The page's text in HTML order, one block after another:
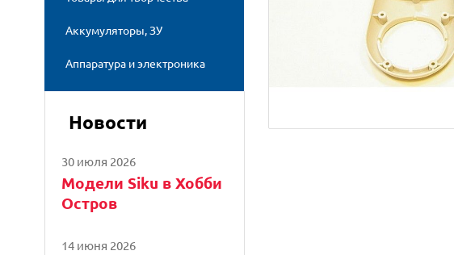
Аккумуляторы, ЗУ
Аппаратура и электроника
Новости
30 июля 2026
Модели Siku в Хобби
Остров
14 июня 2026